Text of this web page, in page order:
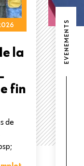
la
fin
de
EVENEMENTS